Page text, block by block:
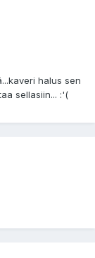
halus sen
sellasiin... :'(